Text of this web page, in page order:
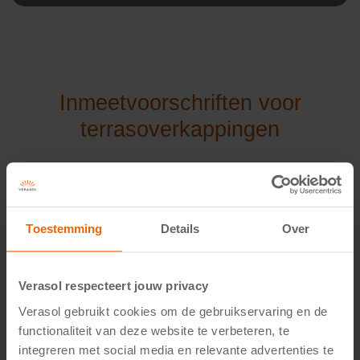
Toestemming Details Over
Verasol respecteert jouw privacy
Verasol gebruikt cookies om de gebruikservaring en de
functionaliteit van deze website te verbeteren, te
integreren met social media en relevante advertenties te
Inmeetvoorschriften voor
terrasoverkappingen
Volg onderstaande stappen wanneer je wil gaan
meten voor een overkapping van Verasol bij jou
thuis.
Meet de breedte (B) van de overkapping van de linker-
buitenste rand tot de rechter-buitenste rand.